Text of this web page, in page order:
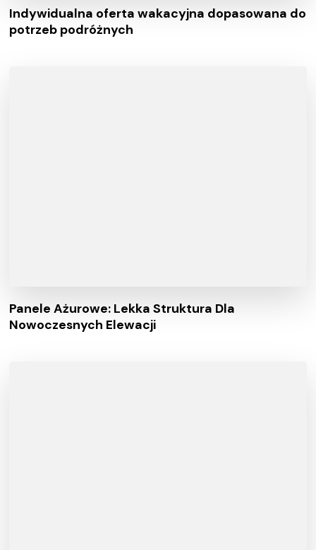
Indywidualna oferta wakacyjna dopasowana do
potrzeb podróżnych
Panele Ażurowe: Lekka Struktura Dla
Nowoczesnych Elewacji